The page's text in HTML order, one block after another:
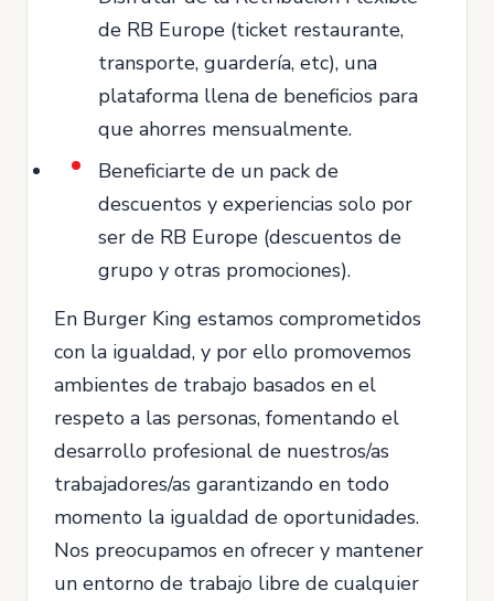
de RB Europe (ticket restaurante,
transporte, guardería, etc), una
plataforma llena de beneficios para
que ahorres mensualmente.
Beneficiarte de un pack de
descuentos y experiencias solo por
ser de RB Europe (descuentos de
grupo y otras promociones).
En Burger King estamos comprometidos
con la igualdad, y por ello promovemos
ambientes de trabajo basados en el
respeto a las personas, fomentando el
desarrollo profesional de nuestros/as
trabajadores/as garantizando en todo
momento la igualdad de oportunidades.
Nos preocupamos en ofrecer y mantener
un entorno de trabajo libre de cualquier